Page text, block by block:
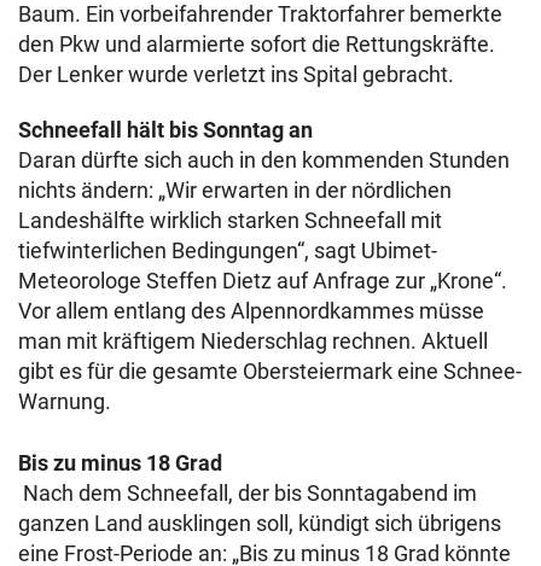
Baum. Ein vorbeifahrender Traktorfahrer bemerkte
den Pkw und alarmierte sofort die Rettungskräfte.
Der Lenker wurde verletzt ins Spital gebracht.
Schneefall hält bis Sonntag an
Daran dürfte sich auch in den kommenden Stunden
nichts ändern: „Wir erwarten in der nördlichen
Landeshälfte wirklich starken Schneefall mit
tiefwinterlichen Bedingungen“, sagt Ubimet-
Meteorologe Steffen Dietz auf Anfrage zur „Krone“.
Vor allem entlang des Alpennordkammes müsse
man mit kräftigem Niederschlag rechnen. Aktuell
gibt es für die gesamte Obersteiermark eine Schnee-
Warnung.
Bis zu minus 18 Grad
Nach dem Schneefall, der bis Sonntagabend im
ganzen Land ausklingen soll, kündigt sich übrigens
eine Frost-Periode an: „Bis zu minus 18 Grad könnte